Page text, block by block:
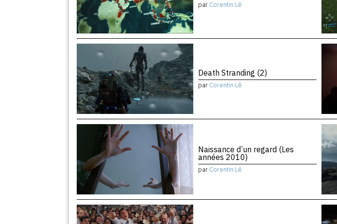
par Corentin Lê
Death Stranding (2)
par Corentin Lê
Naissance d’un regard (Les
années 2010)
par Corentin Lê